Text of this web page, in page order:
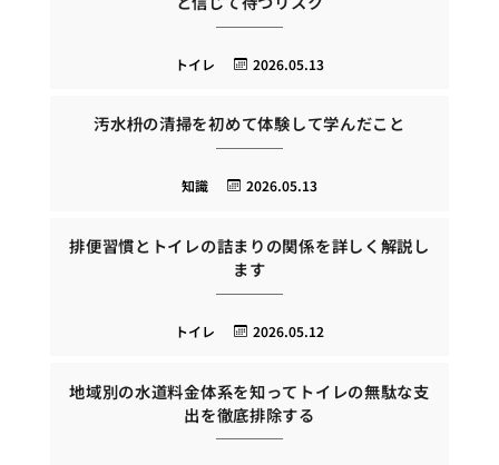
2026.05.13
トイレ
汚水枡の清掃を初めて体験して学んだこと
2026.05.13
知識
排便習慣とトイレの詰まりの関係を詳しく解説し
ます
2026.05.12
トイレ
地域別の水道料金体系を知ってトイレの無駄な支
出を徹底排除する